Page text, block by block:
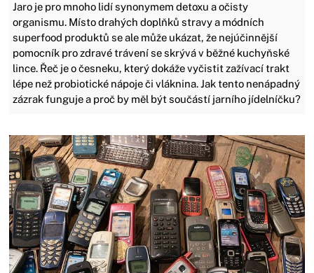
Jaro je pro mnoho lidí synonymem detoxu a očisty
organismu. Místo drahých doplňků stravy a módních
superfood produktů se ale může ukázat, že nejúčinnější
pomocník pro zdravé trávení se skrývá v běžné kuchyňské
lince. Řeč je o česneku, který dokáže vyčistit zažívací trakt
lépe než probiotické nápoje či vláknina. Jak tento nenápadný
zázrak funguje a proč by měl být součástí jarního jídelníčku?